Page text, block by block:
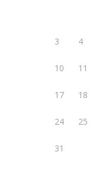
3 4
10 11
17 18
24 25
31